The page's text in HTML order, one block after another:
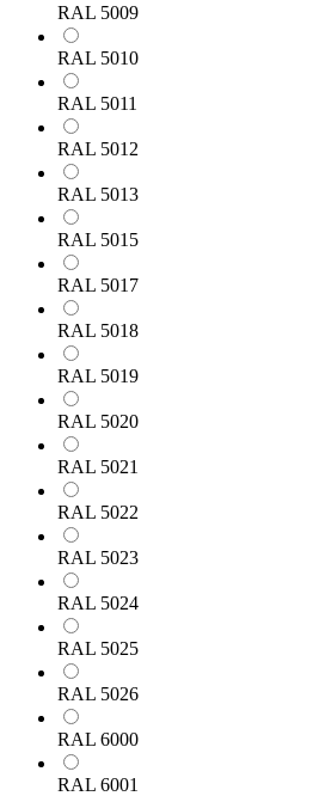
RAL 5009
RAL 5010
RAL 5011
RAL 5012
RAL 5013
RAL 5015
RAL 5017
RAL 5018
RAL 5019
RAL 5020
RAL 5021
RAL 5022
RAL 5023
RAL 5024
RAL 5025
RAL 5026
RAL 6000
RAL 6001